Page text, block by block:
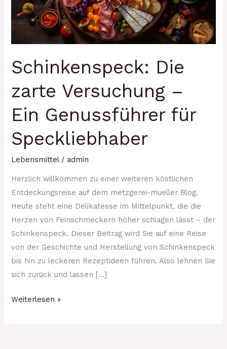
Schinkenspeck: Die
zarte Versuchung –
Ein Genussführer für
Speckliebhaber
Lebensmittel/ admin
Herzlich willkommen zu einer weiteren köstlichen
Entdeckungsreise auf dem metzgerei-mueller Blog.
Heute steht eine Delikatesse im Mittelpunkt, die die
Herzen von Feinschmeckern höher schlagen lässt – der
Schinkenspeck. Dieser Beitrag wird Sie auf eine Reise
von der Geschichte und Herstellung von Schinkenspeck
bis hin zu leckeren Rezeptideen führen. Also lehnen Sie
sich zurück und lassen […]
Genussführer
für
Speckliebhaber
Weiterlesen »